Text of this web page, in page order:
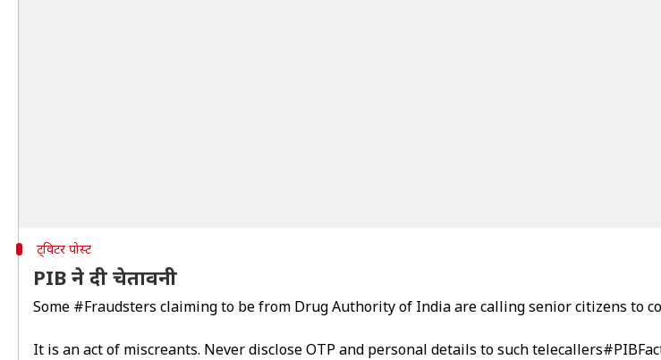
ट्विटर पोस्ट
PIB ने दी चेतावनी
Some #Fraudsters claiming to be from Drug Authority of India are calling senior citizens to
It is an act of miscreants. Never disclose OTP and personal details to such telecallers